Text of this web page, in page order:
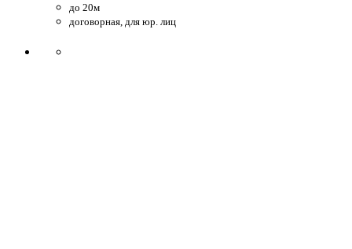
до 20м
договорная, для юр. лиц